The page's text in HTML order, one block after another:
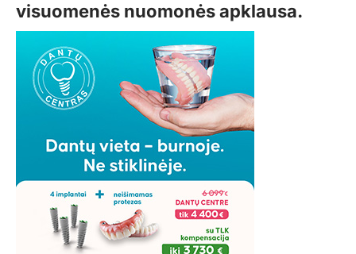
visuomenės nuomonės apklausa.